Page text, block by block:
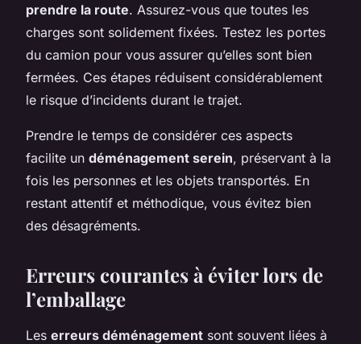
prendre la route. Assurez-vous que toutes les
charges sont solidement fixées. Testez les portes
du camion pour vous assurer qu’elles sont bien
fermées. Ces étapes réduisent considérablement
le risque d’incidents durant le trajet.
Prendre le temps de considérer ces aspects
facilite un déménagement serein, préservant à la
fois les personnes et les objets transportés. En
restant attentif et méthodique, vous évitez bien
des désagréments.
Erreurs courantes à éviter lors de
l’emballage
Les erreurs déménagement sont souvent liées à